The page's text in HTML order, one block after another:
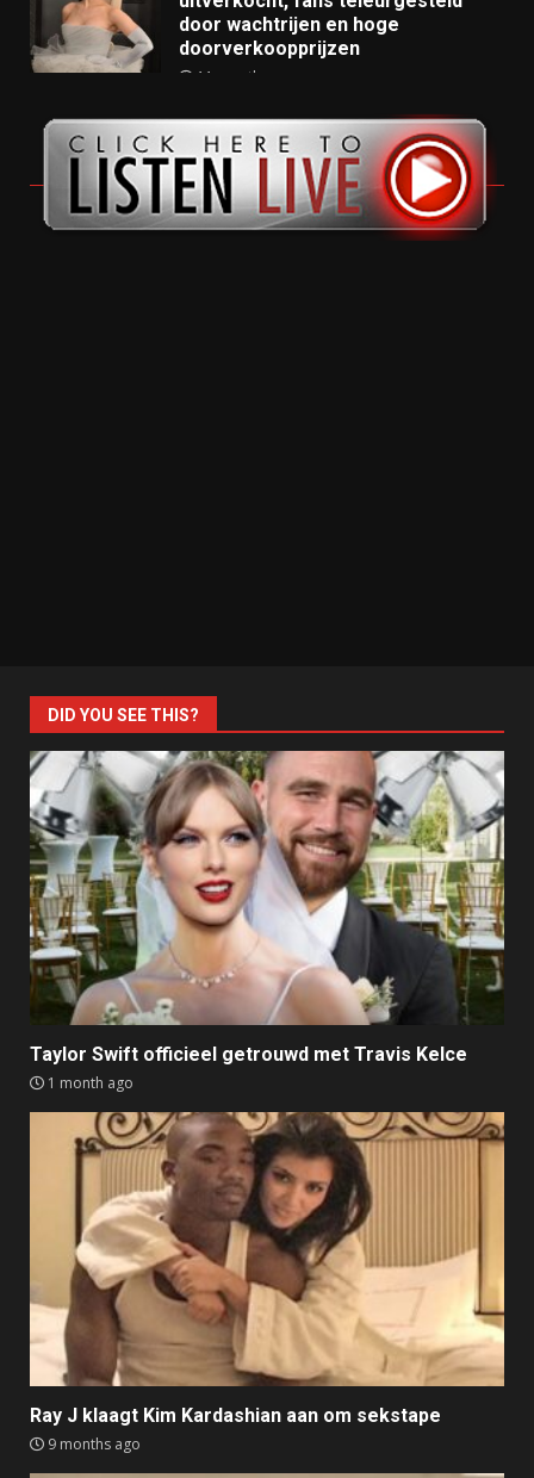
door wachtrijen en hoge
doorverkoopprijzen
11 months ago
DID YOU SEE THIS?
Taylor Swift officieel getrouwd met Travis Kelce
1 month ago
Ray J klaagt Kim Kardashian aan om sekstape
9 months ago